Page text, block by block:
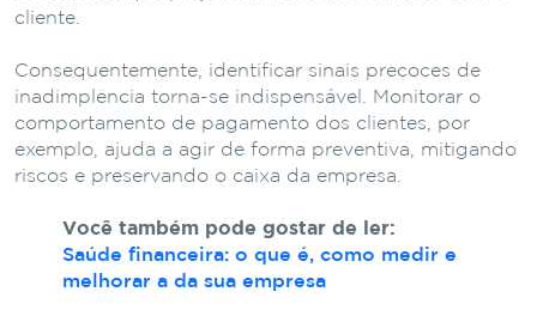
cliente.
Consequentemente, identificar sinais precoces de
inadimplência torna-se indispensável. Monitorar o
comportamento de pagamento dos clientes, por
exemplo, ajuda a agir de forma preventiva, mitigando
riscos e preservando o caixa da empresa.
Você também pode gostar de ler:
Saúde financeira: o que é, como medir e
melhorar a da sua empresa